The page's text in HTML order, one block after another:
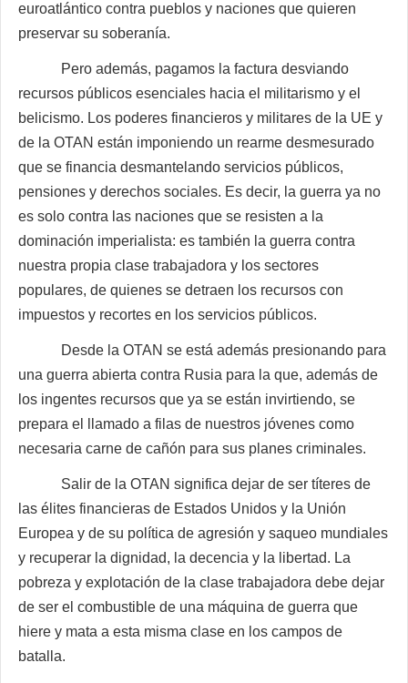
euroatlántico contra pueblos y naciones que quieren
preservar su soberanía.
Pero además, pagamos la factura desviando
recursos públicos esenciales hacia el militarismo y el
belicismo. Los poderes financieros y militares de la UE y
de la OTAN están imponiendo un rearme desmesurado
que se financia desmantelando servicios públicos,
pensiones y derechos sociales. Es decir, la guerra ya no
es solo contra las naciones que se resisten a la
dominación imperialista: es también la guerra contra
nuestra propia clase trabajadora y los sectores
populares, de quienes se detraen los recursos con
impuestos y recortes en los servicios públicos.
Desde la OTAN se está además presionando para
una guerra abierta contra Rusia para la que, además de
los ingentes recursos que ya se están invirtiendo, se
prepara el llamado a filas de nuestros jóvenes como
necesaria carne de cañón para sus planes criminales.
Salir de la OTAN significa dejar de ser títeres de
las élites financieras de Estados Unidos y la Unión
Europea y de su política de agresión y saqueo mundiales
y recuperar la dignidad, la decencia y la libertad. La
pobreza y explotación de la clase trabajadora debe dejar
de ser el combustible de una máquina de guerra que
hiere y mata a esta misma clase en los campos de
batalla.